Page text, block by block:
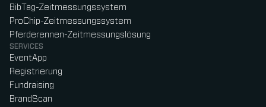
BibTag-Zeitmessungssystem
ProChip-Zeitmessungssystem
Pferderennen-Zeitmessungslösung
SERVICES
EventApp
Registrierung
Fundraising
BrandScan